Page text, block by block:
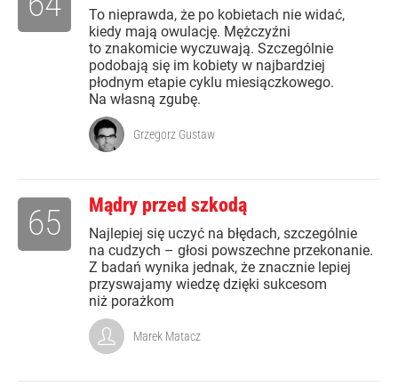
To nieprawda, że po kobietach nie widać,
kiedy mają owulację. Mężczyźni
to znakomicie wyczuwają. Szczególnie
podobają się im kobiety w najbardziej
płodnym etapie cyklu miesiączkowego.
Na własną zgubę.
Grzegorz Gustaw
Mądry przed szkodą
Najlepiej się uczyć na błędach, szczególnie
na cudzych – głosi powszechne przekonanie.
Z badań wynika jednak, że znacznie lepiej
przyswajamy wiedzę dzięki sukcesom
niż porażkom
65
Marek Matacz